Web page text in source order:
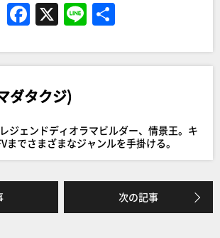
F
a
c
e
b
o
o
k
X Li
n
e
ダタクジ)
ジェンドディオラマビルダー、情景王。キ
までさまざまなジャンルを手掛ける。
次の記事